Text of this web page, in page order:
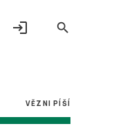
search
login
VĚZNI PÍŠÍ